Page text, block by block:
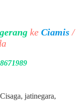
ke Ciamis /
jatinegara,